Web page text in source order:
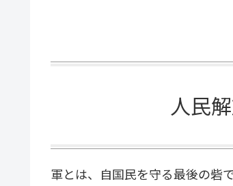
人民
軍とは、自国民を守る最後の砦で